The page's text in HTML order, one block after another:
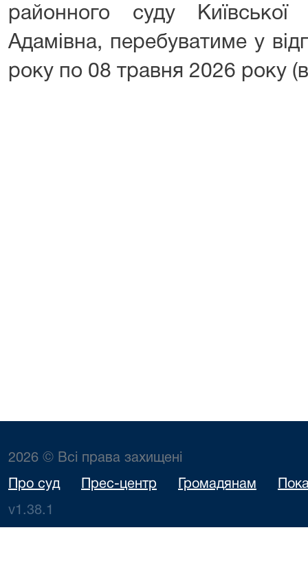
районного суду
Адамівна, перебуватиме у
року по 08 травня 2026 року
2026 © Всі права захищені
Про суд Прес-центр Громадянам
v1.38.1